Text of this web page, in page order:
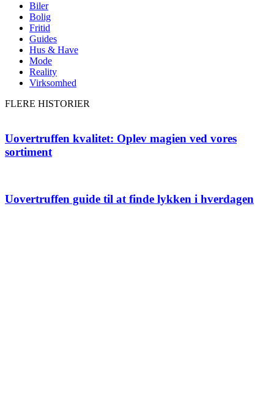
Biler
Bolig
Fritid
Guides
Hus & Have
Mode
Reality
Virksomhed
FLERE HISTORIER
Uovertruffen kvalitet: Oplev magien ved vores
sortiment
Uovertruffen guide til at finde lykken i hverdagen